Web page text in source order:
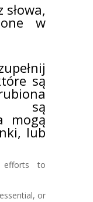
słowa,
w
są
i są
mogą
lub
efforts to
essential, or